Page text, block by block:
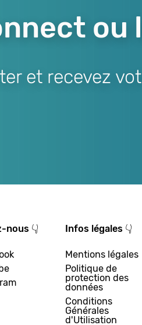
ou
et recevez
nous 👇 Infos légales 👇
Mentions légales
Politique de
protection des
données
Conditions
Générales
d'Utilisation